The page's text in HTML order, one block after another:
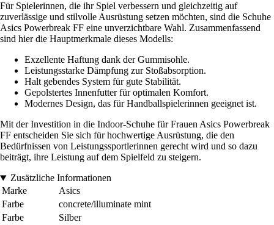
Für Spielerinnen, die ihr Spiel verbessern und gleichzeitig auf
zuverlässige und stilvolle Ausrüstung setzen möchten, sind die Schuhe
Asics Powerbreak FF eine unverzichtbare Wahl. Zusammenfassend
sind hier die Hauptmerkmale dieses Modells:
Exzellente Haftung dank der Gummisohle.
Leistungsstarke Dämpfung zur Stoßabsorption.
Halt gebendes System für gute Stabilität.
Gepolstertes Innenfutter für optimalen Komfort.
Modernes Design, das für Handballspielerinnen geeignet ist.
Mit der Investition in die Indoor-Schuhe für Frauen Asics Powerbreak
FF entscheiden Sie sich für hochwertige Ausrüstung, die den
Bedürfnissen von Leistungssportlerinnen gerecht wird und so dazu
beiträgt, ihre Leistung auf dem Spielfeld zu steigern.
Zusätzliche Informationen
Marke
Asics
Farbe
concrete/illuminate mint
Farbe
Silber